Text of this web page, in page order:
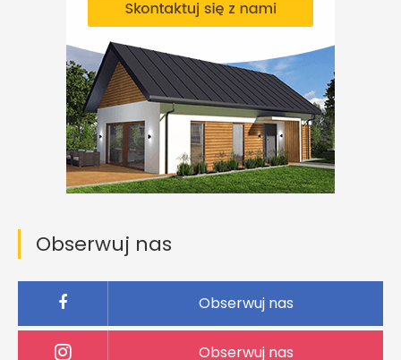
Obserwuj nas
Obserwuj nas
Obserwuj nas